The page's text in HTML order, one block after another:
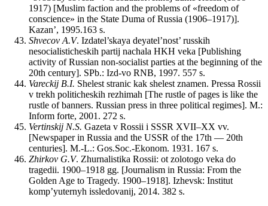
1917) [Muslim faction and the problems of «freedom of
conscience» in the State Duma of Russia (1906–1917)].
Kazan’, 1995.163 s.
Shvecov A.V. Izdatel’skaya deyatel’nost’ russkih
nesocialisticheskih partij nachala HKH veka [Publishing
activity of Russian non-socialist parties at the beginning of the
20th century]. SPb.: Izd-vo RNB, 1997. 557 s.
Vareckij B.I. Shelest stranic kak shelest znamen. Pressa Rossii
v trekh politicheskih rezhimah [The rustle of pages is like the
rustle of banners. Russian press in three political regimes]. M.:
Inform forte, 2001. 272 s.
Vertinskij N.S. Gazeta v Rossii i SSSR XVII–XX vv.
[Newspaper in Russia and the USSR of the 17th — 20th
centuries]. M.-L.: Gos.Soc.-Ekonom. 1931. 167 s.
Zhirkov G.V. Zhurnalistika Rossii: ot zolotogo veka do
tragedii. 1900–1918 gg. [Journalism in Russia: From the
Golden Age to Tragedy. 1900–1918]. Izhevsk: Institut
komp’yuternyh issledovanij, 2014. 382 s.